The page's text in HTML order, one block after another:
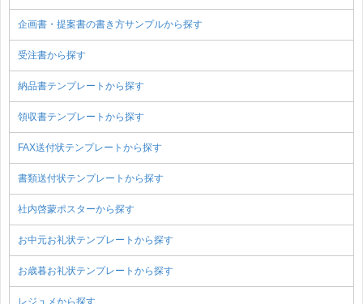
企画書・提案書の書き方サンプルから探す
受注書から探す
納品書テンプレートから探す
領収書テンプレートから探す
FAX送付状テンプレートから探す
書類送付状テンプレートから探す
社内啓蒙ポスターから探す
お中元お礼状テンプレートから探す
お歳暮お礼状テンプレートから探す
レジュメから探す